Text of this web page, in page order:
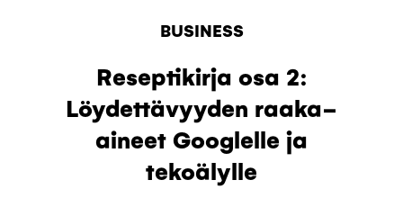
BUSINESS
Reseptikirja osa 2:
Löydettävyyden raaka-
aineet Googlelle ja
tekoälylle